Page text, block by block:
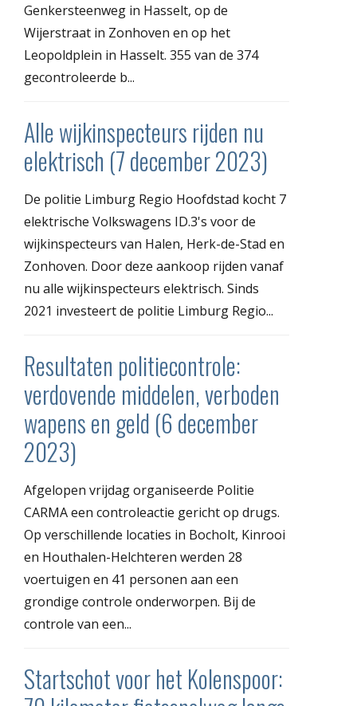
Genkersteenweg in Hasselt, op de
Wijerstraat in Zonhoven en op het
Leopoldplein in Hasselt. 355 van de 374
gecontroleerde b...
Alle wijkinspecteurs rijden nu
elektrisch (7 december 2023)
De politie Limburg Regio Hoofdstad kocht 7
elektrische Volkswagens ID.3's voor de
wijkinspecteurs van Halen, Herk-de-Stad en
Zonhoven. Door deze aankoop rijden vanaf
nu alle wijkinspecteurs elektrisch. Sinds
2021 investeert de politie Limburg Regio...
Resultaten politiecontrole:
verdovende middelen, verboden
wapens en geld (6 december
2023)
Afgelopen vrijdag organiseerde Politie
CARMA een controleactie gericht op drugs.
Op verschillende locaties in Bocholt, Kinrooi
en Houthalen-Helchteren werden 28
voertuigen en 41 personen aan een
grondige controle onderworpen. Bij de
controle van een...
Startschot voor het Kolenspoor: